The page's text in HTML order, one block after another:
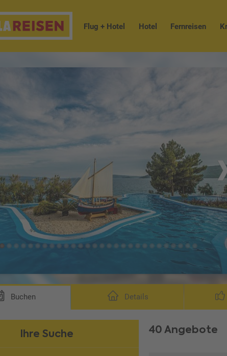
Flug + Hotel Hotel Fernreisen
Buchen Details
Ihre Suche 40 Angebote